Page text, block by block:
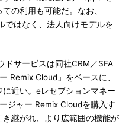
の利用も可能だ。なお、
ではなく、法人向けモデルを
サービスは同社CRM／SFA
Remix Cloud」をベースに、
近い。eレセプションマネー
ジャー Remix Cloudを購入す
継がれ、より広範囲の機能が